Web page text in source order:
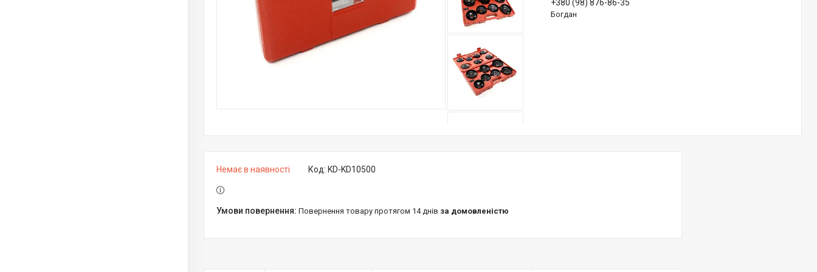
+380 (98) 876-86-35
Богдан
Немає в наявності Код: KD-KD10500
повернення товару протягом 14 днів за домовленістю